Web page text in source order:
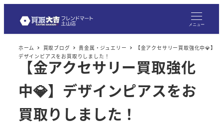
メニュー
ホーム 買取ブログ 貴金属・ジュエリー
【金アクセサリー買取強化中💎】
デザインピアスをお買取りしました！
【金アクセサリー買取強化
中💎】デザインピアスをお
買取りしました！